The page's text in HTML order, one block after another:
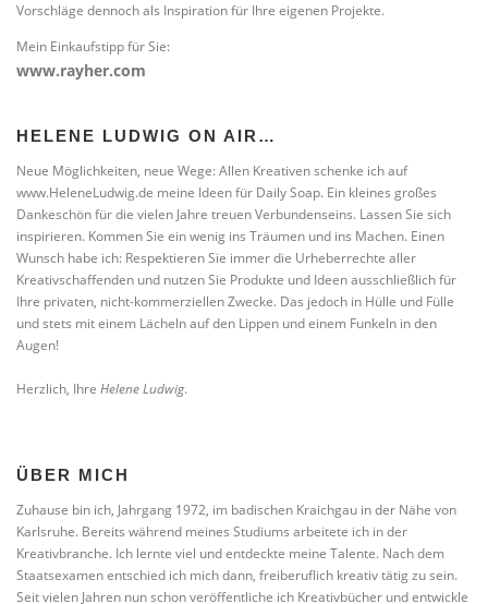
Vorschläge dennoch als Inspiration für Ihre eigenen Projekte.
Mein Einkaufstipp für Sie:
www.rayher.com
HELENE LUDWIG ON AIR…
Neue Möglichkeiten, neue Wege: Allen Kreativen schenke ich auf
www.HeleneLudwig.de meine Ideen für Daily Soap. Ein kleines großes
Dankeschön für die vielen Jahre treuen Verbundenseins. Lassen Sie sich
inspirieren. Kommen Sie ein wenig ins Träumen und ins Machen. Einen
Wunsch habe ich: Respektieren Sie immer die Urheberrechte aller
Kreativschaffenden und nutzen Sie Produkte und Ideen ausschließlich für
Ihre privaten, nicht-kommerziellen Zwecke. Das jedoch in Hülle und Fülle
und stets mit einem Lächeln auf den Lippen und einem Funkeln in den
Augen!
Herzlich, Ihre Helene Ludwig.
ÜBER MICH
Zuhause bin ich, Jahrgang 1972, im badischen Kraichgau in der Nähe von
Karlsruhe. Bereits während meines Studiums arbeitete ich in der
Kreativbranche. Ich lernte viel und entdeckte meine Talente. Nach dem
Staatsexamen entschied ich mich dann, freiberuflich kreativ tätig zu sein.
Seit vielen Jahren nun schon veröffentliche ich Kreativbücher und entwickle